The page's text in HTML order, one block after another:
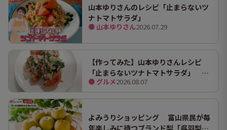
山本ゆりさんのレシピ「止まらないツ
ナトマトサラダ」
● 山本ゆりさん2026.07.29
【作ってみた】山本ゆりさんレシピ
「止まらないツナトマトサラダ」 ホ
ンマにうますぎて止まらん
● グルメ2026.08.07
よみうりショッピング 富山県民が毎